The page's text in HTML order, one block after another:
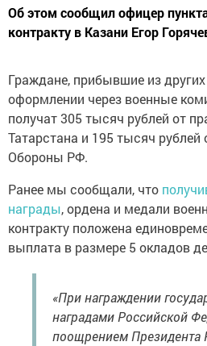
Об этом сообщил офицер
контракту в Казани Егор
Граждане, прибывшие из
оформлении через военные
получат 305 тысяч рублей от
Татарстана и 195 тысяч рублей
Обороны РФ.
Ранее мы сообщали, что
награды, ордена и медали
контракту положена
выплата в размере 5 окладов
«При награждении
наградами Российской
поощрением Президента